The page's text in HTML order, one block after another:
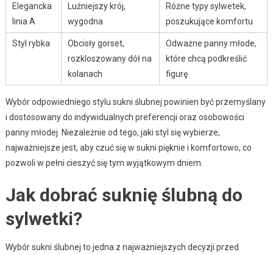
Elegancka
linia A
Luźniejszy krój,
wygodna
Różne typy sylwetek,
poszukujące komfortu
Styl rybka
Obcisły gorset,
rozkloszowany dół na
kolanach
Odważne panny młode,
które chcą podkreślić
figurę
Wybór odpowiedniego stylu sukni ślubnej powinien być przemyślany
i dostosowany do indywidualnych preferencji oraz osobowości
panny młodej. Niezależnie od tego, jaki styl się wybierze,
najważniejsze jest, aby czuć się w sukni pięknie i komfortowo, co
pozwoli w pełni cieszyć się tym wyjątkowym dniem.
Jak dobrać suknię ślubną do
sylwetki?
Wybór sukni ślubnej to jedna z najważniejszych decyzji przed